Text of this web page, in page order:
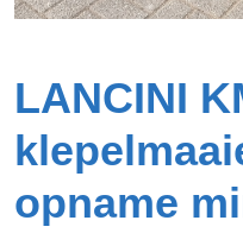
LANCINI
opname